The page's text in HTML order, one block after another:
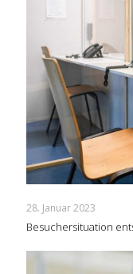
28. Januar 2023
Besuchersituation